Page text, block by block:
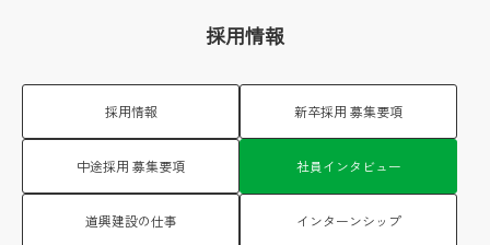
採用情報
採用情報 新卒採用 募集要項
中途採用 募集要項 社員インタビュー
道興建設の仕事 インターンシップ